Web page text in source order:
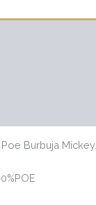
Burbuja Mickey.